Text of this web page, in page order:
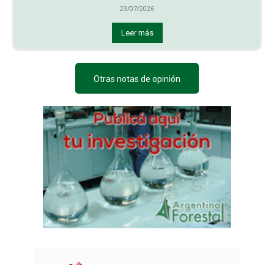
23/07/2026
Leer más
Otras notas de opinión